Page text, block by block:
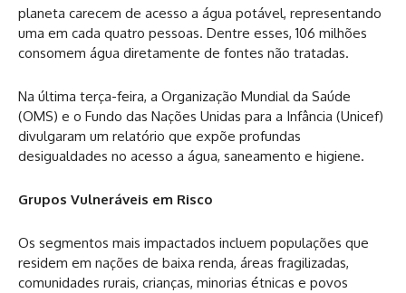
planeta carecem de acesso a água potável, representando
uma em cada quatro pessoas. Dentre esses, 106 milhões
consomem água diretamente de fontes não tratadas.
Na última terça-feira, a Organização Mundial da Saúde
(OMS) e o Fundo das Nações Unidas para a Infância (Unicef)
divulgaram um relatório que expõe profundas
desigualdades no acesso a água, saneamento e higiene.
Grupos Vulneráveis em Risco
Os segmentos mais impactados incluem populações que
residem em nações de baixa renda, áreas fragilizadas,
comunidades rurais, crianças, minorias étnicas e povos